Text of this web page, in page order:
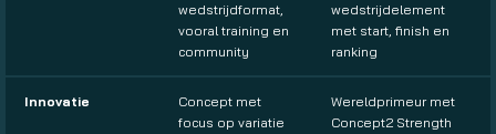
wedstrijdformat,
vooral training en
community
wedstrijdelement
met start, finish en
ranking
Innovatie
Concept met
focus op variatie
Wereldprimeur met
Concept2 Strength